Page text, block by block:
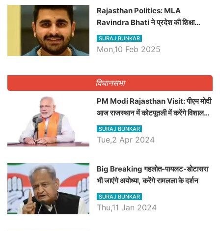
Rajasthan Politics: MLA
Ravindra Bhati ने प्रदेश की शिक्षा
व्यवस्था पर उठाए सवाल, Madan
Dilawar पर हमला करते हुए गिनवाये खाली
SURAJ BUNKAR
Mon,10 Feb 2025
विधानसभा
PM Modi Rajasthan Visit: पीएम मोदी
आज राजस्थान में कोटपूतली में करेंगे विशाल
रैली, एक सभा से 8 सीटों पर साधेगें निशाना
SURAJ BUNKAR
Tue,2 Apr 2024
Big Breaking गहलोत-पायलट-डोटासरा
भी जाएंगे अयोध्या, करेंगे रामलला के दर्शन
SURAJ BUNKAR
Thu,11 Jan 2024